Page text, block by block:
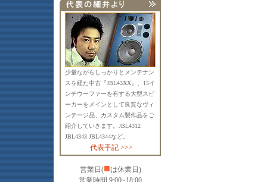
少量ながらしっかりとメンテナン
スを経た中古『JBL43XX』、15イ
ンチウーファーを有する大型スピ
ーカーをメインとして良質なヴィ
ンテージ品、カスタム製作品をご
紹介していきます。JBL4312
JBL4343 JBL4344など。
代表手記 >>>
営業日(■は休業日)
営業時間 9:00~18:00